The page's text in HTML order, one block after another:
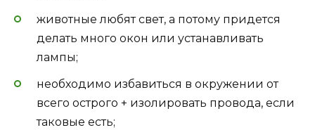
животные любят свет, а потому придется
делать много окон или устанавливать
лампы;
необходимо избавиться в окружении от
всего острого + изолировать провода, если
таковые есть;